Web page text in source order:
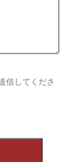
信してくださ